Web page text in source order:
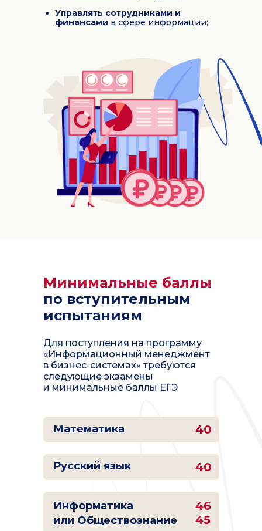
Управлять сотрудниками и
финансами в сфере информации;
45
46
Информатика
или Обществознание
Математика 40
Русский язык 40
Для поступления на программу
«Информационный менеджмент
в бизнес-системах» требуются
следующие экзамены
и минимальные баллы ЕГЭ
Минимальные баллы
по вступительным
испытаниям